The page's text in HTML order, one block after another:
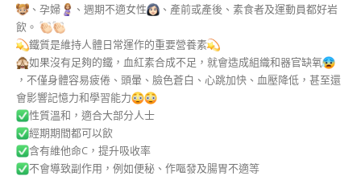
、孕婦
、週期不適女性
、產前或產後、素食者及運動員都好岩
飲。
鐵質是維持人體日常運作的重要營養素
如果沒有足夠的鐵，血紅素合成不足，就會造成組織和器官缺氧
，不僅身體容易疲倦、頭暈、臉色蒼白、心跳加快、血壓降低，甚至還
會影響記憶力和學習能力
性質溫和，適合大部分人士
經期期間都可以飲
含有維他命C，提升吸收率
不會導致副作用，例如便秘、作嘔發及腸胃不適等